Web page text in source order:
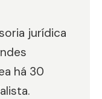
jurídica
há 30